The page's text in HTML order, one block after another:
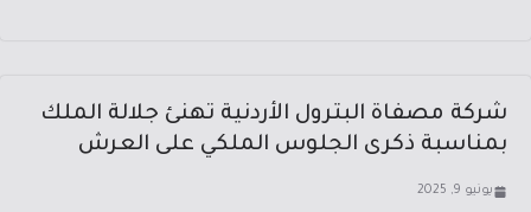
شركة مصفاة البترول الأردنية تهنئ جلالة الملك
بمناسبة ذكرى الجلوس الملكي على العرش
يونيو 9, 2025